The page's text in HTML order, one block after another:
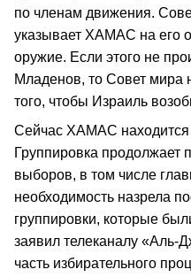
по членам движения.
указывает ХАМАС на его
оружие. Если этого не
Младенов, то Совет мира
того, чтобы Израиль
Сейчас ХАМАС находится
Группировка продолжает
выборов, в том числе
необходимость назрела
группировки, которые
заявил телеканалу «Аль-
часть избирательного